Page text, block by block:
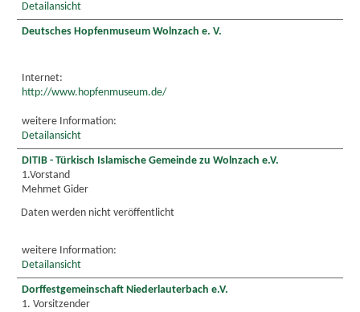
Detailansicht
Deutsches Hopfenmuseum Wolnzach e. V.
Internet:
http://www.hopfenmuseum.de/
weitere Information:
Detailansicht
DITIB - Türkisch Islamische Gemeinde zu Wolnzach e.V.
1.Vorstand
Mehmet Gider
Daten werden nicht veröffentlicht
weitere Information:
Detailansicht
Dorffestgemeinschaft Niederlauterbach e.V.
1. Vorsitzender